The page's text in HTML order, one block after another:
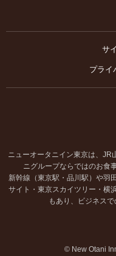
サ
プライ
ニューオータニイン東京は、JR
ニグループならではのお食
新幹線（東京駅・品川駅）や羽
サイト・東京スカイツリー・横
もあり、ビジネス
© New Otani